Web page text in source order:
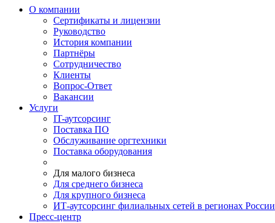
О компании
Сертификаты и лицензии
Руководство
История компании
Партнёры
Сотрудничество
Клиенты
Вопрос-Ответ
Вакансии
Услуги
IT-аутсорсинг
Поставка ПО
Обслуживание оргтехники
Поставка оборудования
Для малого бизнеса
Для среднего бизнеса
Для крупного бизнеса
ИТ-аутсорсинг филиальных сетей в регионах России
Пресс-центр